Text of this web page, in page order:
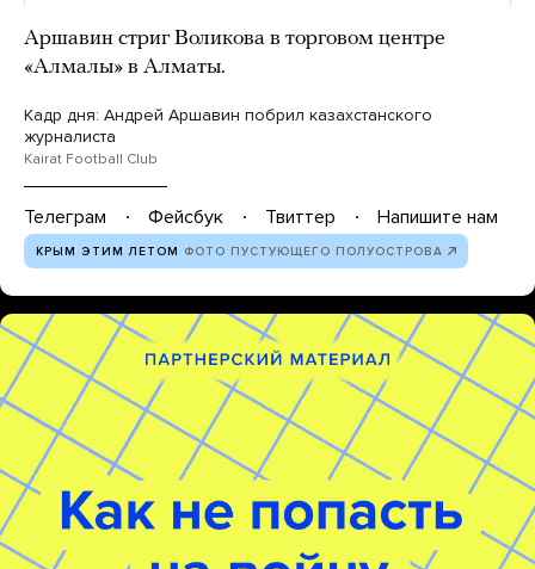
Аршавин стриг Воликова в торговом центре
«Алмалы» в Алматы.
Кадр дня: Андрей Аршавин побрил казахстанского
журналиста
Kairat Football Club
Телеграм Фейсбук Твиттер Напишите нам
КРЫМ ЭТИМ ЛЕТОМ ФОТО ПУСТУЮЩЕГО ПОЛУОСТРОВА